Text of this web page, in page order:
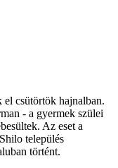
el csütörtök hajnalban.
- a gyermek szülei
Az eset a
település
történt.